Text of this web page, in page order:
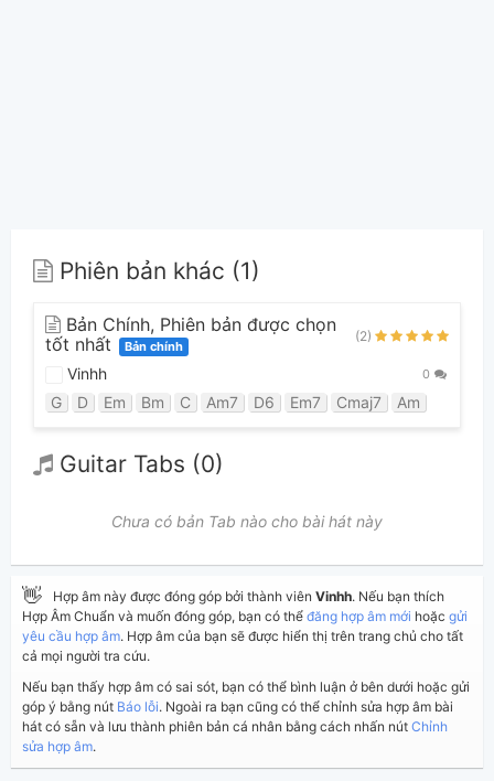
Phiên bản khác (1)
Bản Chính, Phiên bản được chọn
tốt nhất
Bản chính
(2)
Vinhh 0
G D Em Bm C Am7 D6 Em7 Cmaj7 Am
Guitar Tabs (0)
Chưa có bản Tab nào cho bài hát này
👋 Hợp âm này được đóng góp bởi thành viên Vinhh. Nếu bạn thích
Hợp Âm Chuẩn và muốn đóng góp, bạn có thể đăng hợp âm mới hoặc gửi
yêu cầu hợp âm. Hợp âm của bạn sẽ được hiển thị trên trang chủ cho tất
cả mọi người tra cứu.
Nếu bạn thấy hợp âm có sai sót, bạn có thể bình luận ở bên dưới hoặc gửi
góp ý bằng nút Báo lỗi. Ngoài ra bạn cũng có thể chỉnh sửa hợp âm bài
hát có sẵn và lưu thành phiên bản cá nhân bằng cách nhấn nút Chỉnh
sửa hợp âm.